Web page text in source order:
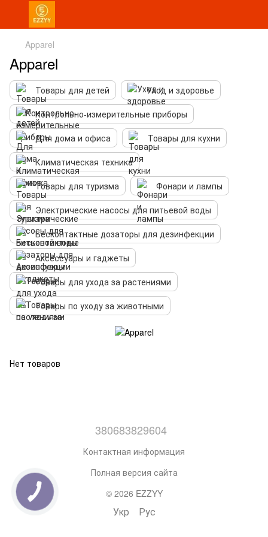
Apparel
Apparel
Товары для детей
Уход и здоровье
Контрольно-измерительные приборы
Для дома и офиса
Товары для кухни
Климатическая техника
Товары для туризма
Фонари и лампы
Электрические насосы для питьевой воды
Бесконтактные дозаторы для дезинфекции
Аксессуары и гаджеты
Товары для ухода за растениями
Товары по уходу за животными
Нет товаров
380683829604
Контактная информация
Полная версия сайта
© 2026 EZZYY
Укр Рус